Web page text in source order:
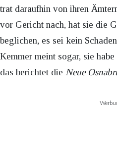
trat daraufhin von ihren
vor Gericht nach, hat sie die
beglichen, es sei kein
Kemmer meint sogar, sie
das berichtet die Neue